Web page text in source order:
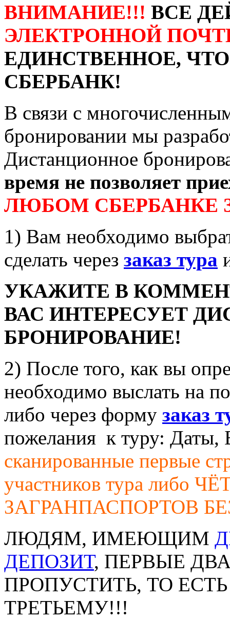
ВНИМАНИЕ!!! ВСЕ
ЭЛЕКТРОННОЙ
ЕДИНСТВЕННОЕ,
СБЕРБАНК!
В связи с
бронировании мы
Дистанционное
время не позволяет
ЛЮБОМ СБЕРБАНКЕ
1) Вам необходимо
сделать через заказ тура
УКАЖИТЕ В
ВАС ИНТЕРЕСУЕТ
БРОНИРОВАНИЕ!
2) После того, как вы
необходимо выслать на
либо через форму заказ
пожелания к туру: Даты,
сканированные первые
участников тура либо
ЗАГРАНПАСПОРТОВ
ЛЮДЯМ, ИМЕЮЩИМ
ДЕПОЗИТ, ПЕРВЫЕ
ПРОПУСТИТЬ, ТО
ТРЕТЬЕМУ!!!